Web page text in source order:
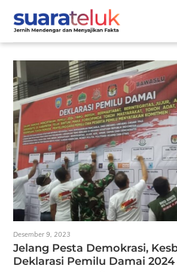
content
Desember 9, 2023
Jelang Pesta Demokrasi,
Deklarasi Pemilu Damai 2024